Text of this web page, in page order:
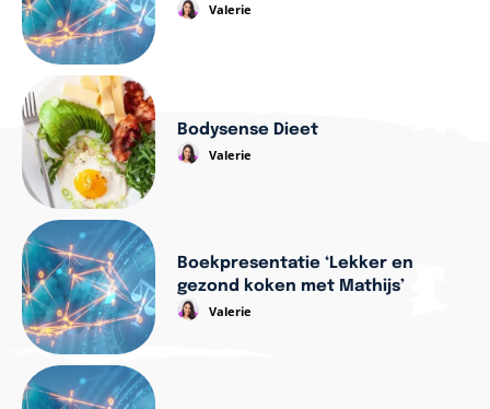
Valerie
Bodysense Dieet
Valerie
Boekpresentatie ‘Lekker en
gezond koken met Mathijs’
Valerie